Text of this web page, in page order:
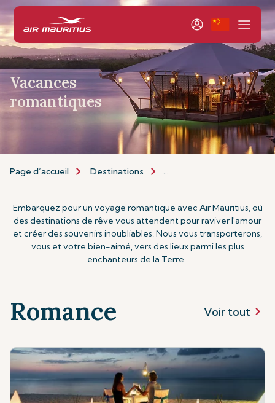
Vacances
romantiques
Page d’accueil Destinations Types de Vacances
Embarquez pour un voyage romantique avec Air Mauritius, où
des destinations de rêve vous attendent pour raviver l'amour
et créer des souvenirs inoubliables. Nous vous transporterons,
vous et votre bien-aimé, vers des lieux parmi les plus
enchanteurs de la Terre.
Romance Voir tout